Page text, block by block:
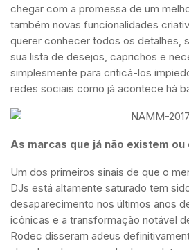
chegar com a promessa de um
também novas funcionalidades
querer conhecer todos os detalhes,
sua lista de desejos, caprichos e
simplesmente para criticá-los
redes sociais como já acontece há
As marcas que já não existem ou
Um dos primeiros sinais de que o
DJs está altamente saturado tem
desaparecimento nos últimos anos
icônicas e a transformação notável
Rodec disseram adeus